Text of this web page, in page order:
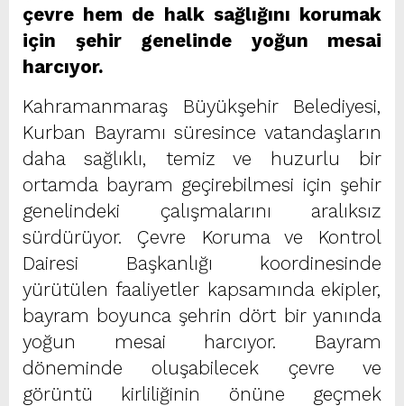
çevre hem de halk sağlığını korumak
için şehir genelinde yoğun mesai
harcıyor.
Kahramanmaraş Büyükşehir Belediyesi,
Kurban Bayramı süresince vatandaşların
daha sağlıklı, temiz ve huzurlu bir
ortamda bayram geçirebilmesi için şehir
genelindeki çalışmalarını aralıksız
sürdürüyor. Çevre Koruma ve Kontrol
Dairesi Başkanlığı koordinesinde
yürütülen faaliyetler kapsamında ekipler,
bayram boyunca şehrin dört bir yanında
yoğun mesai harcıyor. Bayram
döneminde oluşabilecek çevre ve
görüntü kirliliğinin önüne geçmek